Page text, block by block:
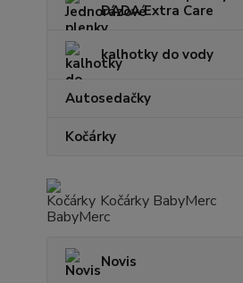
DADA Extra Care
kalhotky do vody
Autosedačky
Kočárky
Kočárky BabyMerc
Novis